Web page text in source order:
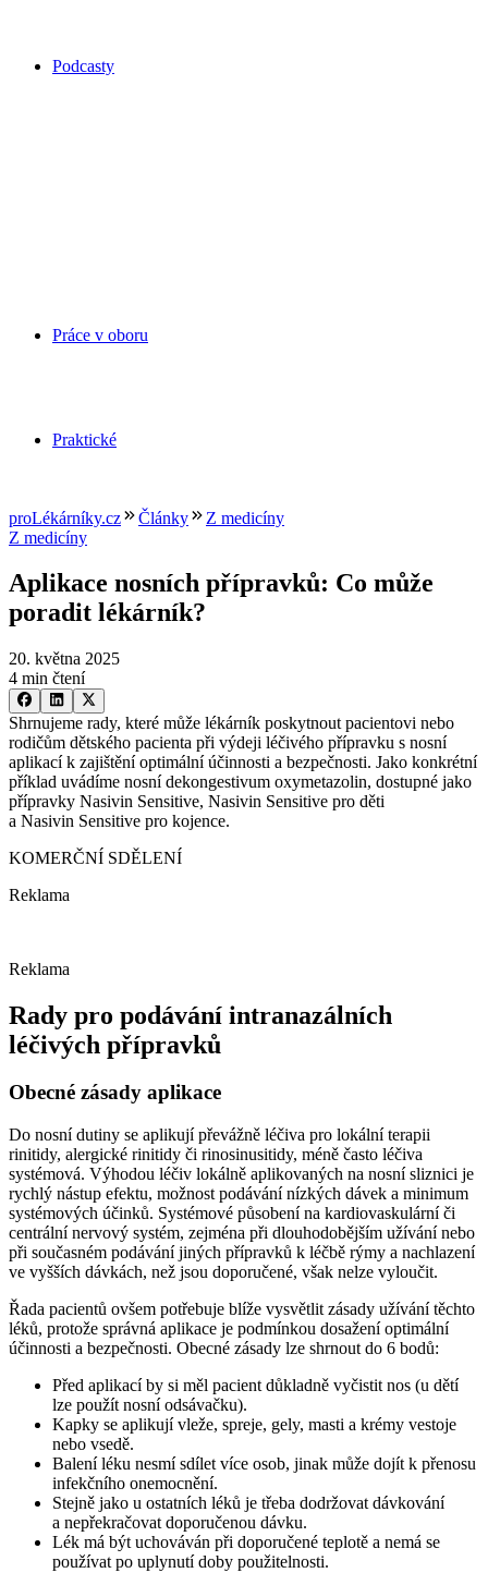
Podcasty
Práce v oboru
Praktické
proLékárníky.cz Články
Z medicíny
Z medicíny
Aplikace nosních přípravků: Co může
poradit lékárník?
20. května 2025
4 min čtení
Shrnujeme rady, které může lékárník poskytnout pacientovi nebo
rodičům dětského pacienta při výdeji léčivého přípravku s nosní
aplikací k zajištění optimální účinnosti a bezpečnosti. Jako konkrétní
příklad uvádíme nosní dekongestivum oxymetazolin, dostupné jako
přípravky Nasivin Sensitive, Nasivin Sensitive pro děti
a Nasivin Sensitive pro kojence.
KOMERČNÍ SDĚLENÍ
Reklama
Reklama
Rady pro podávání intranazálních
léčivých přípravků
Obecné zásady aplikace
Do nosní dutiny se aplikují převážně léčiva pro lokální terapii
rinitidy, alergické rinitidy či rinosinusitidy, méně často léčiva
systémová. Výhodou léčiv lokálně aplikovaných na nosní sliznici je
rychlý nástup efektu, možnost podávání nízkých dávek a minimum
systémových účinků. Systémové působení na kardiovaskulární či
centrální nervový systém, zejména při dlouhodobějším užívání nebo
při současném podávání jiných přípravků k léčbě rýmy a nachlazení
ve vyšších dávkách, než jsou doporučené, však nelze vyloučit.
Řada pacientů ovšem potřebuje blíže vysvětlit zásady užívání těchto
léků, protože správná aplikace je podmínkou dosažení optimální
účinnosti a bezpečnosti. Obecné zásady lze shrnout do 6 bodů:
Před aplikací by si měl pacient důkladně vyčistit nos (u dětí
lze použít nosní odsávačku).
Kapky se aplikují vleže, spreje, gely, masti a krémy vestoje
nebo vsedě.
Balení léku nesmí sdílet více osob, jinak může dojít k přenosu
infekčního onemocnění.
Stejně jako u ostatních léků je třeba dodržovat dávkování
a nepřekračovat doporučenou dávku.
Lék má být uchováván při doporučené teplotě a nemá se
používat po uplynutí doby použitelnosti.